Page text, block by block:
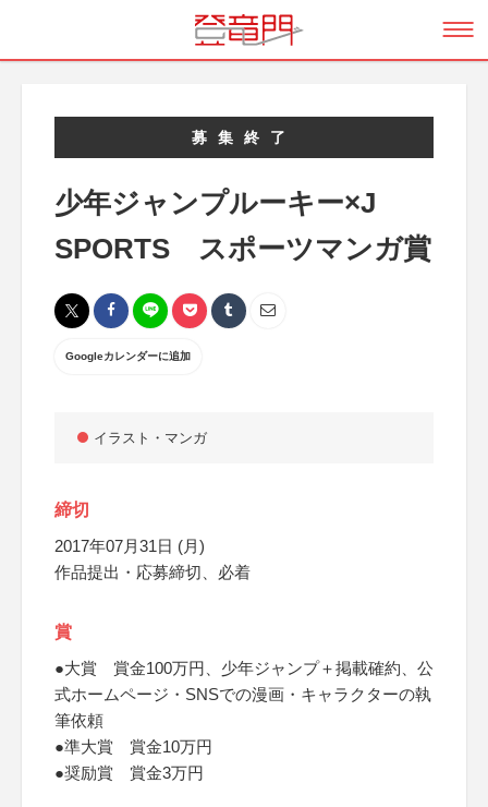
募集終了
少年ジャンプルーキー×J
SPORTS スポーツマンガ賞
Googleカレンダーに追加
イラスト・マンガ
締切
2017年07月31日 (月)
作品提出・応募締切、必着
賞
●大賞 賞金100万円、少年ジャンプ＋掲載確約、公
式ホームページ・SNSでの漫画・キャラクターの執
筆依頼
●準大賞 賞金10万円
●奨励賞 賞金3万円